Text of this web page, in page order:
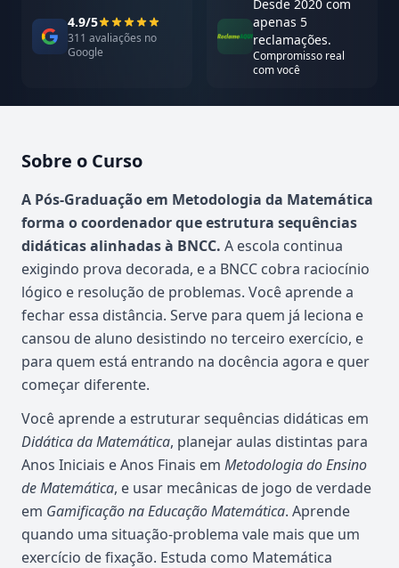
4.9/5
311 avaliações no
Google
Desde 2020 com
apenas 5
reclamações.
Compromisso real
com você
Sobre o Curso
Atualizado em abril de 2026
A Pós-Graduação em Metodologia da Matemática
forma o coordenador que estrutura sequências
didáticas alinhadas à BNCC. A escola continua
exigindo prova decorada, e a BNCC cobra raciocínio
lógico e resolução de problemas. Você aprende a
fechar essa distância. Serve para quem já leciona e
cansou de aluno desistindo no terceiro exercício, e
para quem está entrando na docência agora e quer
começar diferente.
Você aprende a estruturar sequências didáticas em
Didática da Matemática, planejar aulas distintas para
Anos Iniciais e Anos Finais em Metodologia do Ensino
de Matemática, e usar mecânicas de jogo de verdade
em Gamificação na Educação Matemática. Aprende
quando uma situação-problema vale mais que um
exercício de fixação. Estuda como Matemática